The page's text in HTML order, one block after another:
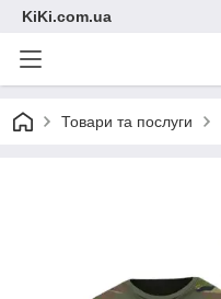
KiKi.com.ua
Товари та послуги